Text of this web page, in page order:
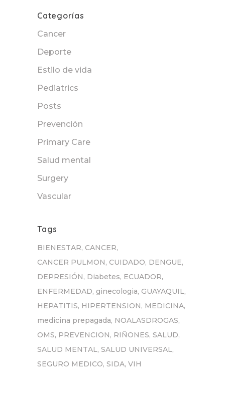
Categorías
Cancer
Deporte
Estilo de vida
Pediatrics
Posts
Prevención
Primary Care
Salud mental
Surgery
Vascular
Tags
BIENESTAR CANCER
CANCER PULMON CUIDADO DENGUE
DEPRESIÓN Diabetes ECUADOR
ENFERMEDAD ginecologia GUAYAQUIL
HEPATITIS HIPERTENSION MEDICINA
medicina prepagada NOALASDROGAS
OMS PREVENCION RIÑONES SALUD
SALUD MENTAL SALUD UNIVERSAL
SEGURO MEDICO SIDA VIH